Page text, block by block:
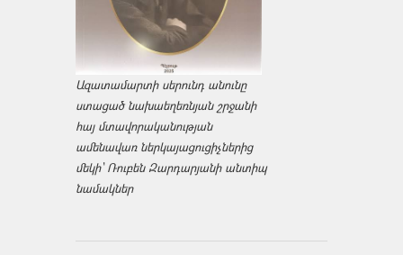
Ազատամարտի սերունդ անունը
ստացած նախաեղեռնյան շրջանի
հայ մտավորականության
ամենավառ ներկայացուցիչներից
մեկի՝ Ռուբեն Զարդարյանի անտիպ
նամակներ